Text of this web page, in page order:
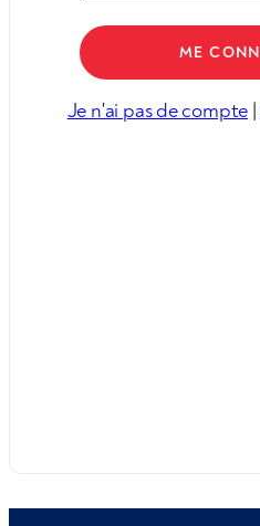
Je n'ai pas de compte |